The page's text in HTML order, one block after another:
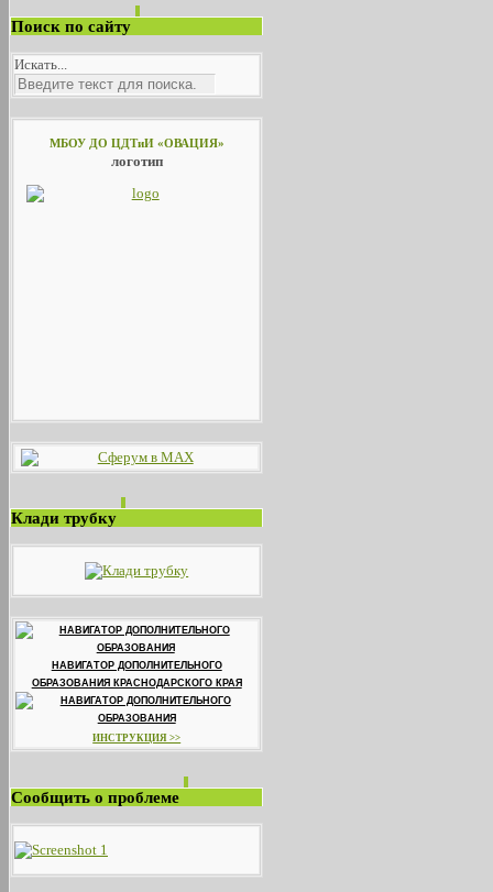
Поиск по сайту
Искать...
МБОУ ДО ЦДТиИ «ОВАЦИЯ»
логотип
Клади трубку
НАВИГАТОР ДОПОЛНИТЕЛЬНОГО
ОБРАЗОВАНИЯ КРАСНОДАРСКОГО КРАЯ
ИНСТРУКЦИЯ >>
Сообщить о проблеме